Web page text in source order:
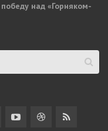
над «Горняком-